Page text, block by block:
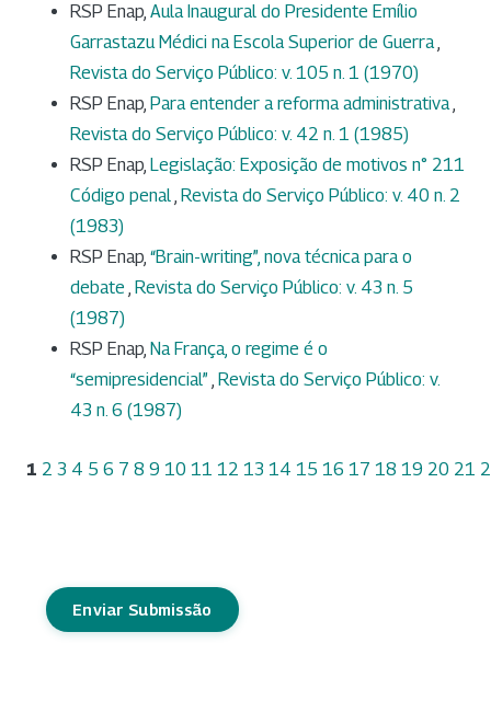
RSP Enap, Aula Inaugural do Presidente Emílio
Garrastazu Médici na Escola Superior de Guerra,
Revista do Serviço Público: v. 105 n. 1 (1970)
RSP Enap, Para entender a reforma administrativa,
Revista do Serviço Público: v. 42 n. 1 (1985)
RSP Enap, Legislação: Exposição de motivos n° 211
Código penal, Revista do Serviço Público: v. 40 n. 2
(1983)
RSP Enap, “Brain-writing”, nova técnica para o
debate , Revista do Serviço Público: v. 43 n. 5
(1987)
RSP Enap, Na França, o regime é o
“semipresidencial” , Revista do Serviço Público: v.
43 n. 6 (1987)
1 2 3 4 5 6 7 8 9 10 11 12 13 14 15 16 17 18 19 20 21
Enviar Submissão